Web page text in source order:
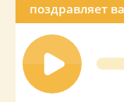
поздравляет
телефону